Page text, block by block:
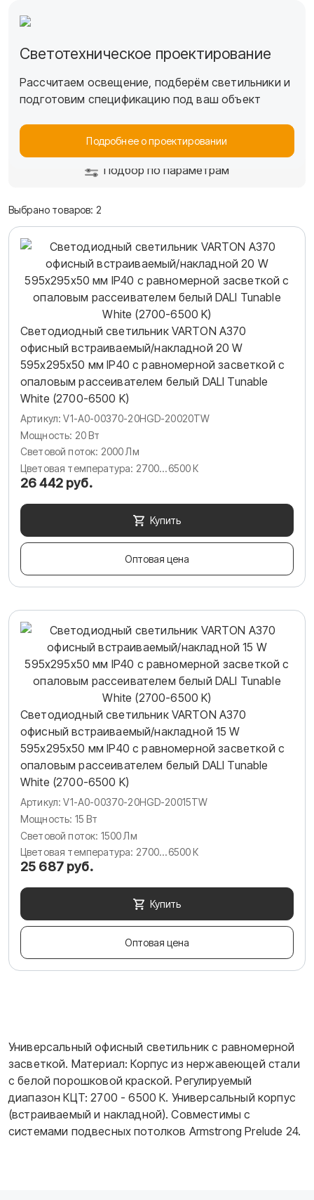
Офисное освещение
A370 TW РЗ
(595*295*50мм)
Светотехническое проектирование
Рассчитаем освещение, подберём светильники и
подготовим спецификацию под ваш объект
Подробнее о проектировании
Подбор по параметрам
Выбрано товаров: 2
Светодиодный светильник VARTON A370
офисный встраиваемый/накладной 20 W
595х295х50 мм IP40 с равномерной засветкой с
опаловым рассеивателем белый DALI Tunable
White (2700-6500 K)
Артикул: V1-A0-00370-20HGD-20020TW
Мощность: 20 Вт
Световой поток: 2000 Лм
Цветовая температура: 2700...6500 К
26 442 руб.
Купить
Оптовая цена
Светодиодный светильник VARTON A370
офисный встраиваемый/накладной 15 W
595х295х50 мм IP40 с равномерной засветкой с
опаловым рассеивателем белый DALI Tunable
White (2700-6500 K)
Артикул: V1-A0-00370-20HGD-20015TW
Мощность: 15 Вт
Световой поток: 1500 Лм
Цветовая температура: 2700...6500 К
25 687 руб.
Купить
Оптовая цена
Универсальный офисный светильник с равномерной
засветкой. Материал: Корпус из нержавеющей стали
с белой порошковой краской. Регулируемый
диапазон КЦT: 2700 - 6500 К. Универсальный корпус
(встраиваемый и накладной). Совместимы с
системами подвесных потолков Armstrong Prelude 24.